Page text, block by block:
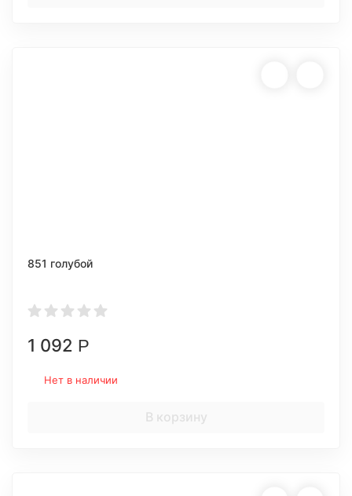
851 голубой
1 092 Р
Нет в наличии
В корзину